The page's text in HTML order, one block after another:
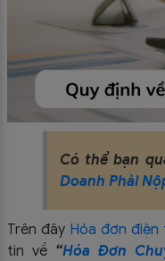
Có thể bạn
Doanh Phải
Trên đây Hóa đơn điện
tin về“Hóa Đơn